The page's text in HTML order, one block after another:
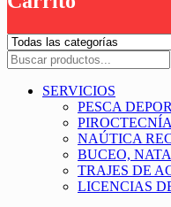
SERVICIOS
PESCA
NAÚTICA
BUCEO,
TRAJES DE
LICENCIAS